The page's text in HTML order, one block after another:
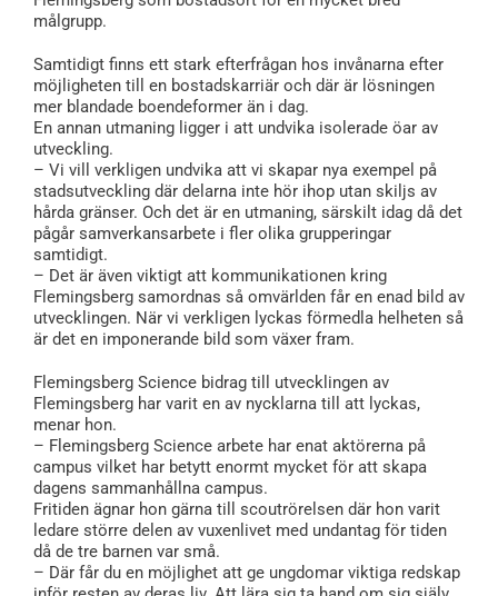
målgrupp.
Samtidigt finns ett stark efterfrågan hos invånarna efter
möjligheten till en bostadskarriär och där är lösningen
mer blandade boendeformer än i dag.
En annan utmaning ligger i att undvika isolerade öar av
utveckling.
– Vi vill verkligen undvika att vi skapar nya exempel på
stadsutveckling där delarna inte hör ihop utan skiljs av
hårda gränser. Och det är en utmaning, särskilt idag då det
pågår samverkansarbete i fler olika grupperingar
samtidigt.
– Det är även viktigt att kommunikationen kring
Flemingsberg samordnas så omvärlden får en enad bild av
utvecklingen. När vi verkligen lyckas förmedla helheten så
är det en imponerande bild som växer fram.
Flemingsberg Science bidrag till utvecklingen av
Flemingsberg har varit en av nycklarna till att lyckas,
menar hon.
– Flemingsberg Science arbete har enat aktörerna på
campus vilket har betytt enormt mycket för att skapa
dagens sammanhållna campus.
Fritiden ägnar hon gärna till scoutrörelsen där hon varit
ledare större delen av vuxenlivet med undantag för tiden
då de tre barnen var små.
– Där får du en möjlighet att ge ungdomar viktiga redskap